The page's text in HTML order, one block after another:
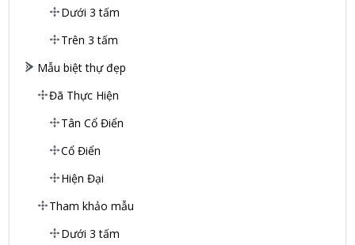
Dưới 3 tấm
Trên 3 tấm
Mẫu biệt thự đẹp
Đã Thực Hiện
Tân Cổ Điển
Cổ Điển
Hiện Đại
Tham khảo mẫu
Dưới 3 tấm